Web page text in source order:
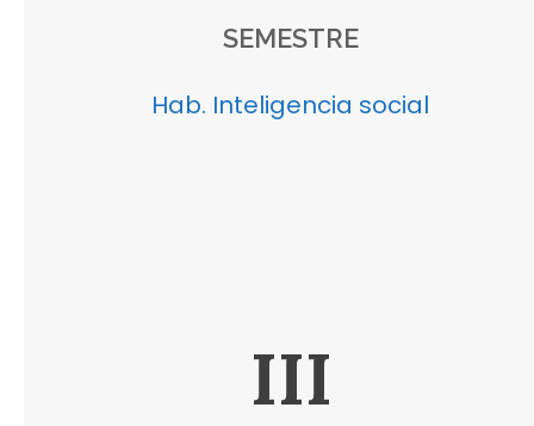
SEMESTRE
Hab. Inteligencia social
III